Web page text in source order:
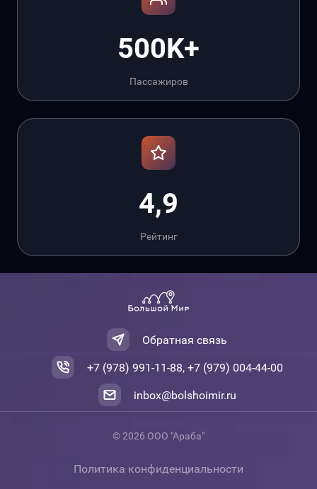
500K+
Пассажиров
4,9
Рейтинг
Обратная связь
+7 (978) 991-11-88, +7 (979) 004-44-00
inbox@bolshoimir.ru
© 2026 ООО "Араба"
Политика конфиденциальности